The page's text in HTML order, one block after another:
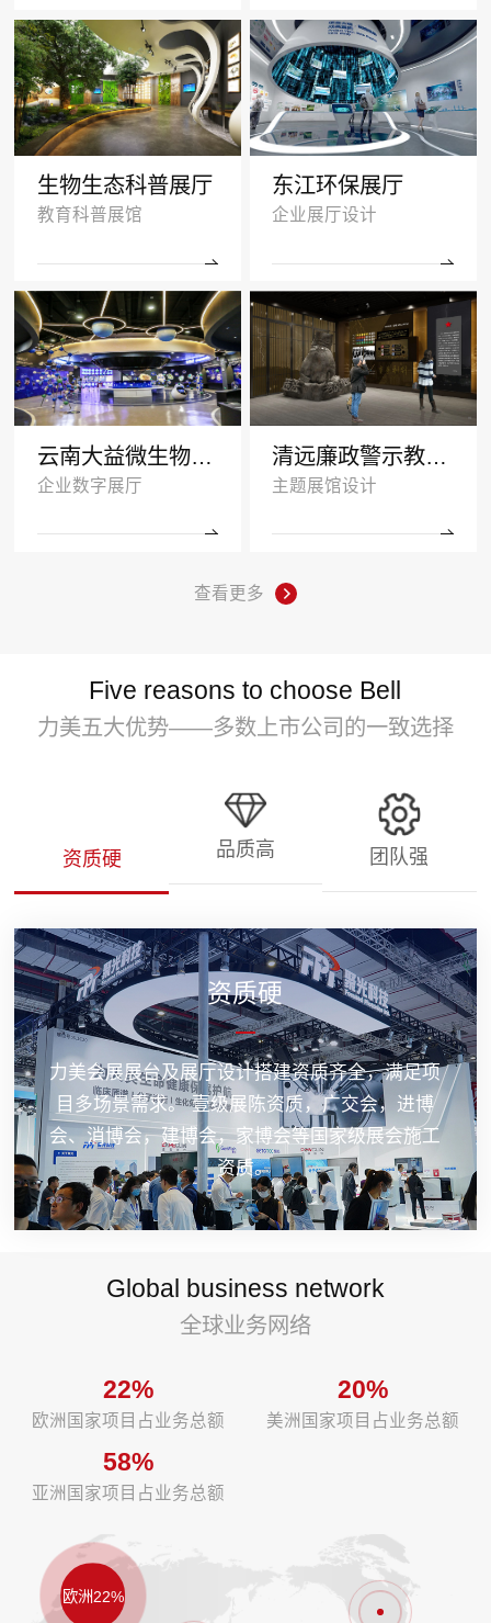
生物生态科普展厅
教育科普展馆
东江环保展厅
企业展厅设计
云南大益微生物奥秘厅效果图
企业数字展厅
清远廉政警示教育基地多媒体展厅设计
主题展馆设计
查看更多
Five reasons to choose Bell
力美五大优势——多数上市公司的一致选择
资质硬 品质高 团队强
资质硬
力美会展展台及展厅设计搭建资质齐全，满足项
目多场景需求。 壹级展陈资质，广交会，进博
会、消博会，建博会，家博会等国家级展会施工
资质。
Global business network
全球业务网络
22%
欧洲国家项目占业务总额
20%
美洲国家项目占业务总额
58%
亚洲国家项目占业务总额
欧洲22%